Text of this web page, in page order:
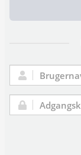
Brugernavn:
Adgangskode: